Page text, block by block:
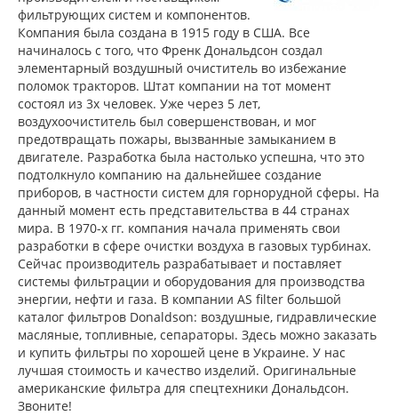
фильтрующих систем и компонентов.
Компания была создана в 1915 году в США. Все
начиналось с того, что Френк Дональдсон создал
элементарный воздушный очиститель во избежание
поломок тракторов. Штат компании на тот момент
состоял из 3х человек. Уже через 5 лет,
воздухоочиститель был совершенствован, и мог
предотвращать пожары, вызванные замыканием в
двигателе. Разработка была настолько успешна, что это
подтолкнуло компанию на дальнейшее создание
приборов, в частности систем для горнорудной сферы. На
данный момент есть представительства в 44 странах
мира. В 1970-х гг. компания начала применять свои
разработки в сфере очистки воздуха в газовых турбинах.
Сейчас производитель разрабатывает и поставляет
системы фильтрации и оборудования для производства
энергии, нефти и газа. В компании AS filter большой
каталог фильтров Donaldson: воздушные, гидравлические
масляные, топливные, сепараторы. Здесь можно заказать
и купить фильтры по хорошей цене в Украине. У нас
лучшая стоимость и качество изделий. Оригинальные
американские фильтра для спецтехники Дональдсон.
Звоните!